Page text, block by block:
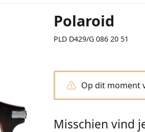
Polaroid
PLD D429/G 086 20 51
Op dit moment
Misschien vind